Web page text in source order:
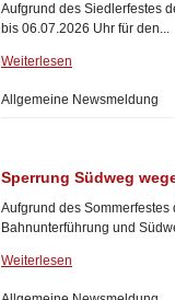
Aufgrund des Siedlerfestes
bis 06.07.2026 Uhr für den...
Weiterlesen
Allgemeine Newsmeldung
Sperrung Südweg
Aufgrund des
Bahnunterführung und
Weiterlesen